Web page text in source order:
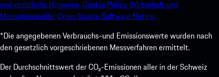
und rechtliche Hinweise.Cookie Policy.Wirtschaft und
Menschenrechte.Open Source Software Notice.
*Die angegebenen Verbrauchs-und Emissionswerte wurden nach
den gesetzlich vorgeschriebenen Messverfahren ermittelt.
Der Durchschnittswert der CO₂-Emissionen aller in der Schweiz